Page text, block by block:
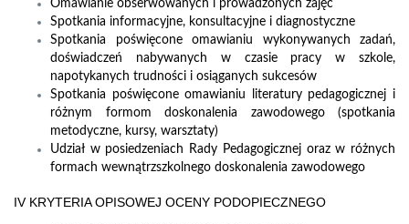
Omawianie obserwowanych i prowadzonych zajęć
Spotkania informacyjne, konsultacyjne i diagnostyczne
Spotkania poświęcone omawianiu wykonywanych zadań,
doświadczeń nabywanych w czasie pracy w szkole,
napotykanych trudności i osiąganych sukcesów
Spotkania poświęcone omawianiu literatury pedagogicznej i
różnym formom doskonalenia zawodowego (spotkania
metodyczne, kursy, warsztaty)
Udział w posiedzeniach Rady Pedagogicznej oraz w różnych
formach wewnątrzszkolnego doskonalenia zawodowego
IV KRYTERIA OPISOWEJ OCENY PODOPIECZNEGO